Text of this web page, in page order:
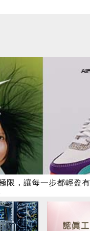
限，讓每一步都輕盈